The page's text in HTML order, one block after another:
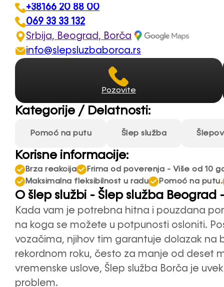
+38166 20 88 00
069 33 33 132
Srbija, Beograd, Borča
info@slepsluzbaborca.rs
Pozovite
Kategorije / Delatnosti:
Pomoć na putu Šlep služba
Korisne informacije:
Brza reakcija
Frima od poverenja - Više od 10
Maksimalna fleksibilnost u radu
Pomoć na putu.
O šlep službi - Šlep služba Beograd
Kada vam je potrebna hitna i pouzdana
na koga se možete u potpunosti osloniti.
vozačima, njihov tim garantuje dolazak na
rekordnom roku, često za manje od deset
vremenske uslove, Šlep služba Borča je
problem.